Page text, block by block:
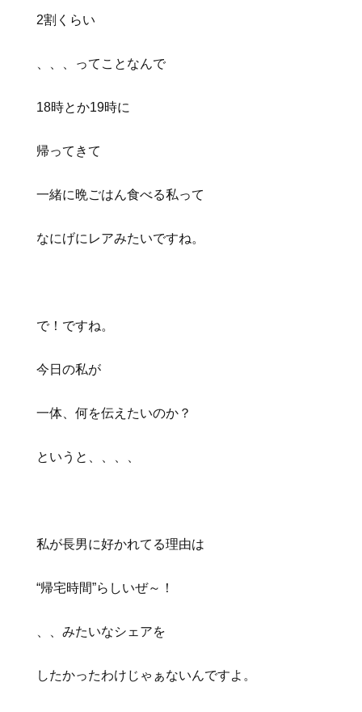
2割くらい
、、、ってことなんで
18時とか19時に
帰ってきて
一緒に晩ごはん食べる私って
なにげにレアみたいですね。
で！ですね。
今日の私が
一体、何を伝えたいのか？
というと、、、、
私が長男に好かれてる理由は
“帰宅時間”らしいぜ～！
、、みたいなシェアを
したかったわけじゃぁないんですよ。